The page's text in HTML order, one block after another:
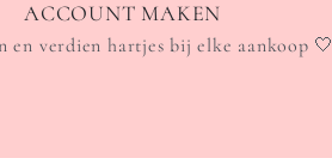
ACCOUNT MAKEN
en verdien hartjes bij elke aankoop 🤍